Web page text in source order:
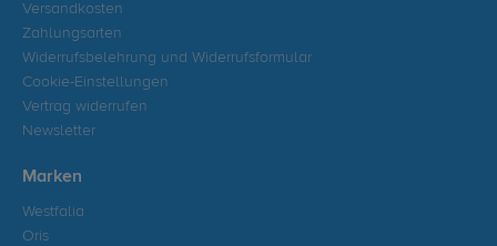
Versandkosten
Zahlungsarten
Widerrufsbelehrung und Widerrufsformular
Cookie-Einstellungen
Vertrag widerrufen
Newsletter
Marken
Westfalia
Oris